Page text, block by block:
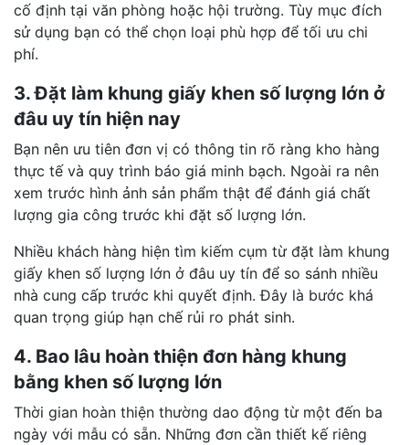
cố định tại văn phòng hoặc hội trường. Tùy mục đích
sử dụng bạn có thể chọn loại phù hợp để tối ưu chi
phí.
3. Đặt làm khung giấy khen số lượng lớn ở
đâu uy tín hiện nay
Bạn nên ưu tiên đơn vị có thông tin rõ ràng kho hàng
thực tế và quy trình báo giá minh bạch. Ngoài ra nên
xem trước hình ảnh sản phẩm thật để đánh giá chất
lượng gia công trước khi đặt số lượng lớn.
Nhiều khách hàng hiện tìm kiếm cụm từ đặt làm khung
giấy khen số lượng lớn ở đâu uy tín để so sánh nhiều
nhà cung cấp trước khi quyết định. Đây là bước khá
quan trọng giúp hạn chế rủi ro phát sinh.
4. Bao lâu hoàn thiện đơn hàng khung
bằng khen số lượng lớn
Thời gian hoàn thiện thường dao động từ một đến ba
ngày với mẫu có sẵn. Những đơn cần thiết kế riêng